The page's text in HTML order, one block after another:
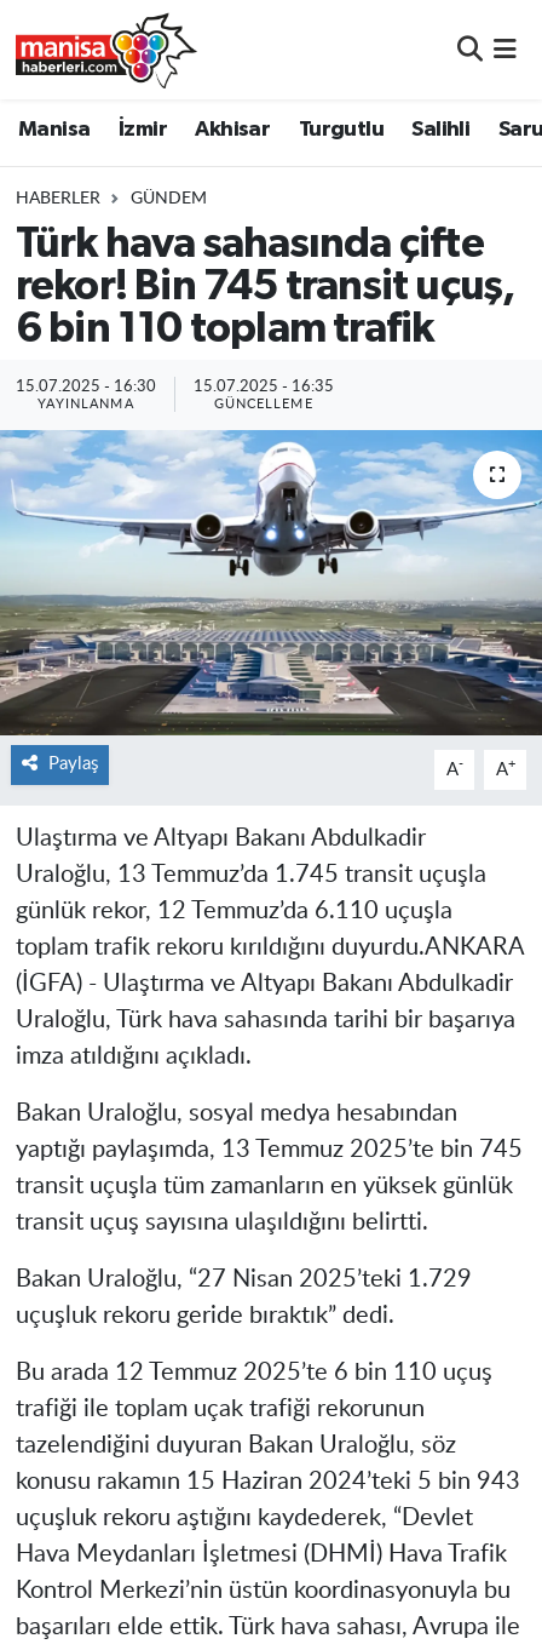
Manisa İzmir Akhisar Turgutlu Salihli
HABERLER GÜNDEM
Türk hava sahasında çifte
rekor! Bin 745 transit uçuş,
6 bin 110 toplam trafik
15.07.2025 - 16:30
YAYINLANMA
15.07.2025 - 16:35
GÜNCELLEME
Paylaş A- A+
Ulaştırma ve Altyapı Bakanı Abdulkadir
Uraloğlu, 13 Temmuz’da 1.745 transit uçuşla
günlük rekor, 12 Temmuz’da 6.110 uçuşla
toplam trafik rekoru kırıldığını duyurdu.ANKARA
(İGFA) - Ulaştırma ve Altyapı Bakanı Abdulkadir
Uraloğlu, Türk hava sahasında tarihi bir başarıya
imza atıldığını açıkladı.
Bakan Uraloğlu, sosyal medya hesabından
yaptığı paylaşımda, 13 Temmuz 2025’te bin 745
transit uçuşla tüm zamanların en yüksek günlük
transit uçuş sayısına ulaşıldığını belirtti.
Bakan Uraloğlu, “27 Nisan 2025’teki 1.729
uçuşluk rekoru geride bıraktık” dedi.
Bu arada 12 Temmuz 2025’te 6 bin 110 uçuş
trafiği ile toplam uçak trafiği rekorunun
tazelendiğini duyuran Bakan Uraloğlu, söz
konusu rakamın 15 Haziran 2024’teki 5 bin 943
uçuşluk rekoru aştığını kaydederek, “Devlet
Hava Meydanları İşletmesi (DHMİ) Hava Trafik
Kontrol Merkezi’nin üstün koordinasyonuyla bu
başarıları elde ettik. Türk hava sahası, Avrupa ile
Turgutlu
Salihli
Saruhanlı
Soma
Resmi İlanlar
Manisa Nöbetçi Eczaneler
Manisa Trafik Yoğunluk Haritası
Süper Lig Puan Durumu ve Fikstür
Tüm Manşetler
Son Dakika Haberleri
Haber Arşivi